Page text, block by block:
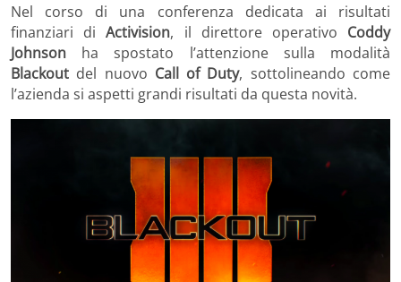
Nel corso di una conferenza dedicata ai risultati
finanziari diActivision, il direttore operativo Coddy
Johnson ha spostato l’attenzione sulla modalità
Blackout del nuovo Call of Duty, sottolineando come
l’azienda si aspetti grandi risultati da questa novità.